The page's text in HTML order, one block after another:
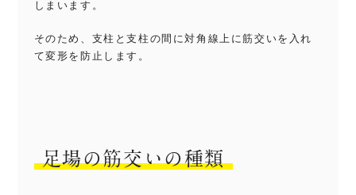
しまいます。
そのため、支柱と支柱の間に対角線上に筋交いを入れ
て変形を防止します。
足場の筋交いの種類